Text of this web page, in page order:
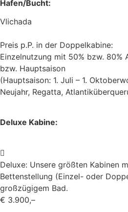
Hafen/Bucht:
Vlichada
Preis p.P. in der Doppelkabine:
Einzelnutzung mit 50% bzw. 80%
bzw. Hauptsaison
(Hauptsaison: 1. Juli – 1.
Neujahr, Regatta,
Deluxe Kabine:
Deluxe: Unsere größten Kabinen
Bettenstellung (Einzel- oder
großzügigem Bad.
€ 3.900,–